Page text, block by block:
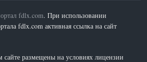
fdlx.com. При использовании
fdlx.com активная ссылка на сайт
сайте размещены на условиях лицензии